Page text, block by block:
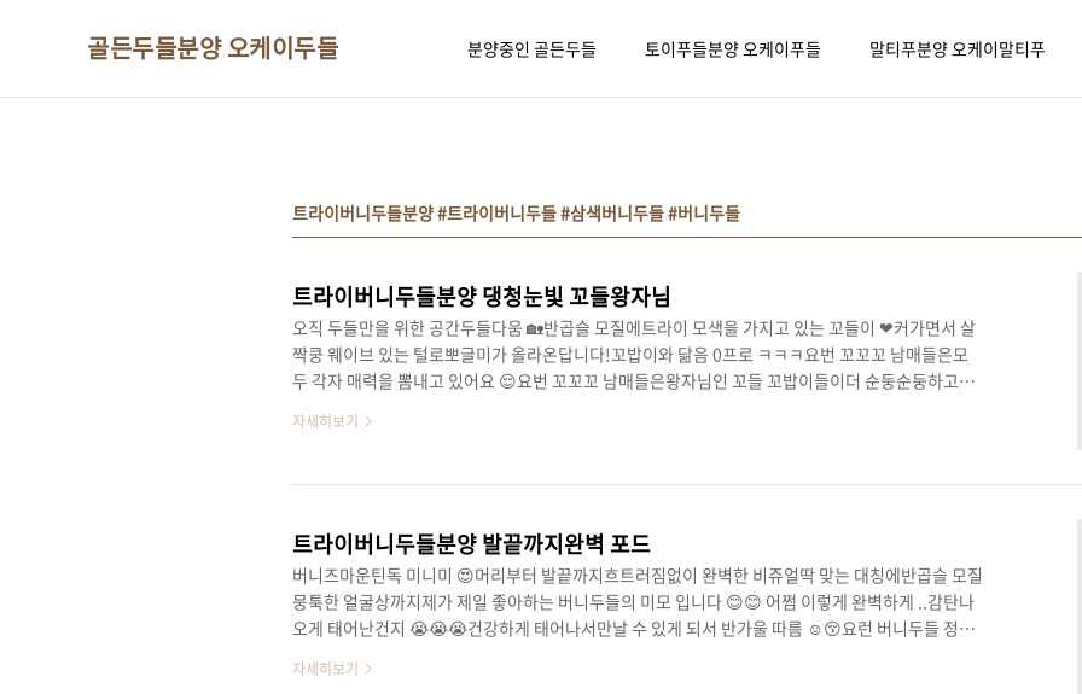
골든두들분양 오케이두들 분양중인 골든두들 토이푸들분양 오케이푸들 말티푸분양 오케이말티푸
트라이버니두들분양 #트라이버니두들 #삼색버니두들 #버니두들
트라이버니두들분양 댕청눈빛 꼬들왕자님
오직 두들만을 위한 공간두들다움 🏡반곱슬 모질에트라이 모색을 가지고 있는 꼬들이 ❤커가면서 살
짝쿵 웨이브 있는 털로뽀글미가 올라온답니다!꼬밥이와 닮음 0프로 ㅋㅋㅋ요번 꼬꼬꼬 남매들은모
두 각자 매력을 뽐내고 있어요 😌요번 꼬꼬꼬 남매들은왕자님인 꼬들 꼬밥이들이더 순둥순둥하고공
다볼때너무너무너무 귀여워요 .. 😍🤢찹쌀떡 조랭이떡 두개 ❤귀여움 x 3 사랑스러움 x 3꼬순이는 다
꼬밥이는 쪼꼬만 카리스마를보여주는 눈빛이 느껴졌는데우리 꼬들이는 세상 순댕이눈썹이 있는 트
자세히보기
트라이버니두들분양 발끝까지완벽 포드
버니즈마운틴독 미니미 😍머리부터 발끝까지흐트러짐없이 완벽한 비쥬얼딱 맞는 대칭에반곱슬 모질
뭉툭한 얼굴상까지제가 제일 좋아하는 버니두들의 미모 입니다 😊😊 어쩜 이렇게 완벽하게 ..감탄나
오게 태어난건지 😭😭😭건강하게 태어나서만날 수 있게 되서 반가울 따름 ☺😚요런 버니두들 정말
다 제가 만났던 버니두들 아이들 중에서도압도적인 비쥬얼이라 원탑이라고 손꼽을 수 있는 아이가등
자세히보기